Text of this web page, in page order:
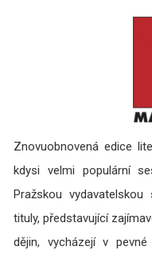
Znovuobnovená edice
kdysi velmi populární
Pražskou vydavatelskou
tituly, představující
dějin, vycházejí v